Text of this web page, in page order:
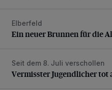
Ein neuer Brunnen für die
Elberfeld
Ein neuer Brunnen für die
Vermisster Jugendlicher tot
Seit dem 8. Juli verschollen
Vermisster Jugendlicher tot